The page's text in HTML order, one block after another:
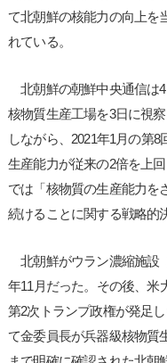
て北朝鮮の核能力の向上を
れている。
北朝鮮の朝鮮中央通信は
核物質生産工場を3日に視
しながら、2021年1月の第
生産能力が従来の2倍を上
では「核物質の生産能力を
続けることに関する戦略的
北朝鮮がウラン濃縮施設
年11月だった。その後、米
第2次トランプ政権が発足
て金委員長が兵器級核物質